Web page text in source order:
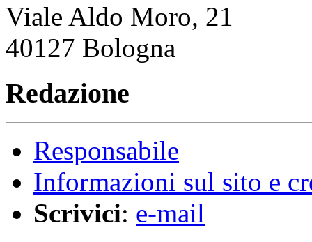
Viale Aldo Moro, 21
40127 Bologna
Redazione
Responsabile
Informazioni sul sito e
Scrivici: e-mail